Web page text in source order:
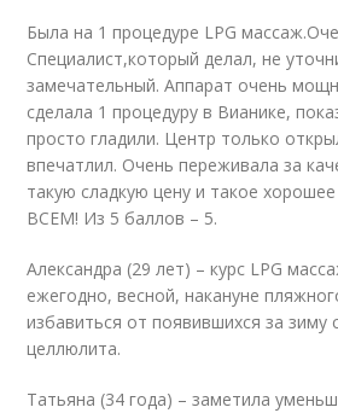
Была на 1 процедуре LPG
Специалист,который делал, не
замечательный. Аппарат очень
сделала 1 процедуру в Вианике,
просто гладили. Центр только
впечатлил. Очень переживала за
такую сладкую цену и такое
ВСЕМ! Из 5 баллов – 5.
Александра (29 лет) – курс LPG
ежегодно, весной, накануне
избавиться от появившихся за зиму
целлюлита.
Татьяна (34 года) – заметила